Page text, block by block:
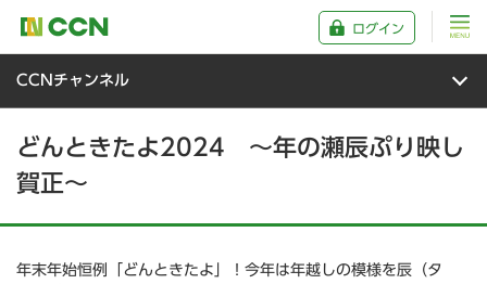
ログイン
CCNチャンネル
どんときたよ2024 ～年の瀬辰ぷり映し
賀正～
年末年始恒例「どんときたよ」！今年は年越しの模様を辰（タ